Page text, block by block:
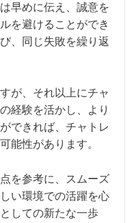
早めに伝え、誠意を
を避けることができ
、同じ失敗を繰り返
が、それ以上にチャ
経験を活かし、より
できれば、チャトレ
能性があります。
を参考に、スムーズ
い環境での活躍を心
しての新たな一歩